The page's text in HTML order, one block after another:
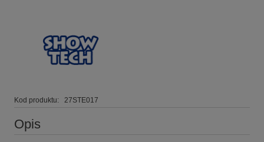
Kod produktu: 27STE017
Opis